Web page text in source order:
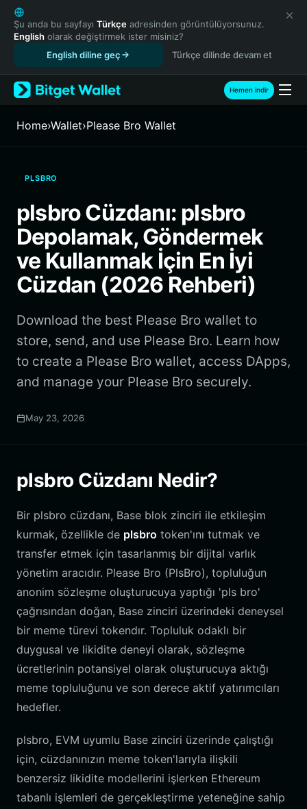
English
日本語
Tiếng Việt
Español (Latinoamérica)
Türkçe
Français
繁體中文
Bahasa Indonesia
ภาษาไทย
Español
Português (Brasil)
Şu anda bu sayfayı Türkçe adresinden görüntülüyorsunuz.
English olarak değiştirmek ister misiniz?
English diline geç
Türkçe dilinde devam et
Hemen indir
Home›Wallet›Please Bro Wallet
PLSBRO
plsbro Cüzdanı: plsbro
Depolamak, Göndermek
ve Kullanmak İçin En İyi
Cüzdan (2026 Rehberi)
Download the best Please Bro wallet to
store, send, and use Please Bro. Learn how
to create a Please Bro wallet, access DApps,
and manage your Please Bro securely.
May 23, 2026
plsbro Cüzdanı Nedir?
Bir plsbro cüzdanı, Base blok zinciri ile etkileşim
kurmak, özellikle de plsbro token'ını tutmak ve
transfer etmek için tasarlanmış bir dijital varlık
yönetim aracıdır. Please Bro (PlsBro), topluluğun
anonim sözleşme oluşturucuya yaptığı 'pls bro'
çağrısından doğan, Base zinciri üzerindeki deneysel
bir meme türevi tokendır. Topluluk odaklı bir
duygusal ve likidite deneyi olarak, sözleşme
ücretlerinin potansiyel olarak oluşturucuya aktığı
meme topluluğunu ve son derece aktif yatırımcıları
hedefler.
plsbro, EVM uyumlu Base zinciri üzerinde çalıştığı
için, cüzdanınızın meme token'larıyla ilişkili
benzersiz likidite modellerini işlerken Ethereum
tabanlı işlemleri de gerçekleştirme yeteneğine sahip